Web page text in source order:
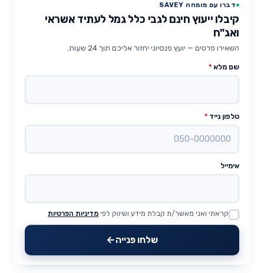
דברו עם מומחה SAVEY
קיבלו ייעוץ חינם לגבי כלל גמל לעתיד אשראי
ואג"ח
השאירו פרטים — יועץ פנסיוני יחזור אליכם תוך 24 שעות.
שם מלא *
טלפון נייד *
אימייל
Website
קראתי ואני מאשר/ת קבלת מידע ושיווק לפי מדיניות הפרטיות
שלחו פנייה